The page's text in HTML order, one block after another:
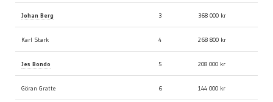
Johan Berg 3 368 000 kr
Karl Stark 4 268 800 kr
Jes Bondo 5 208 000 kr
Göran Gratte 6 144 000 kr